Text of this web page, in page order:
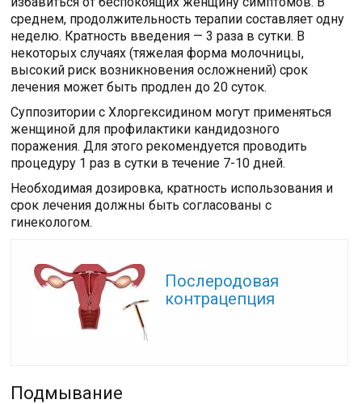
среднем, продолжительность терапии составляет одну
неделю. Кратность введения — 3 раза в сутки. В
некоторых случаях (тяжелая форма молочницы,
высокий риск возникновения осложнений) срок
лечения может быть продлен до 20 суток.
Суппозитории с Хлоргексидином могут применяться
женщиной для профилактики кандидозного
поражения. Для этого рекомендуется проводить
процедуру 1 раз в сутки в течение 7-10 дней.
Необходимая дозировка, кратность использования и
срок лечения должны быть согласованы с
гинекологом.
Послеродовая
контрацепция
Подмывание